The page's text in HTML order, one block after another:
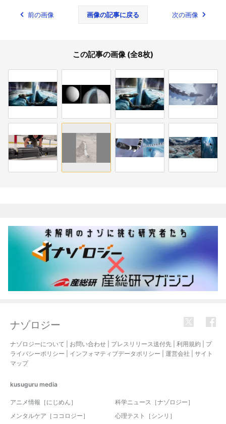
前の画像 画像の記事に戻る 次の画像
この記事の画像 (全8枚)
ナゾロジー
ナゾロジーについて お問い合わせ プレスリリース送付先 利用規約
プ
ライバシーポリシー
インフォマティブデータポリシー 運営会社
サイト
マップ
kusuguru media
アニメ情報［にじめん］
科学ニュース［ナゾロジー］
メンタルケア［ココロジー］
心理テスト［シンリ］